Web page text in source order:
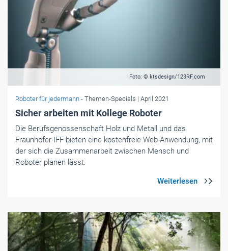
Foto: © ktsdesign/123RF.com
Roboter für jedermann - Themen-Specials | April 2021
Sicher arbeiten mit Kollege Roboter
Die Berufsgenossenschaft Holz und Metall und das
Fraunhofer IFF bieten eine kostenfreie Web-Anwendung, mit
der sich die Zusammenarbeit zwischen Mensch und
Roboter planen lässt.